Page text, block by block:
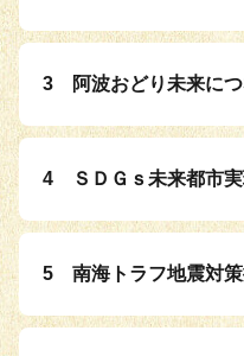
3 阿波おどり未来につ
4 ＳＤＧｓ未来都市実
5 南海トラフ地震対策